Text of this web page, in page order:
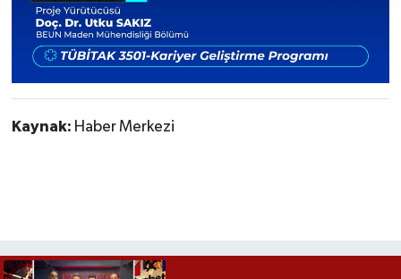
Kaynak: Haber Merkezi